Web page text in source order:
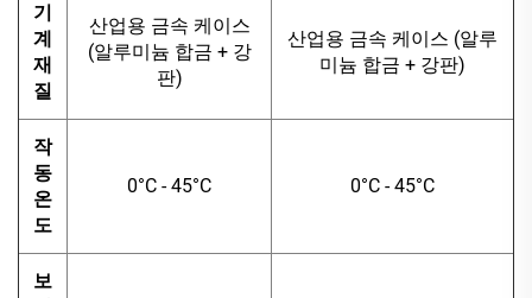
기
계
재
질
산업용 금속 케이스
(알루미늄 합금 + 강
판)
산업용 금속 케이스 (알루
미늄 합금 + 강판)
작
동
온
도
0°C - 45°C 0°C - 45°C
보